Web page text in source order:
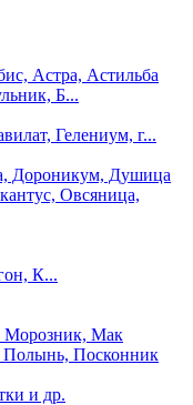
Астра, Астильба
Б...
Гелениум, г...
Дороникум, Душица
Овсяница,
К...
Мак
Посконник
и др.